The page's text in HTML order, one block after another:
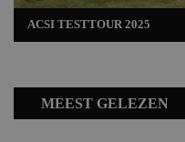
ACSI TESTTOUR 2025
MEEST GELEZEN